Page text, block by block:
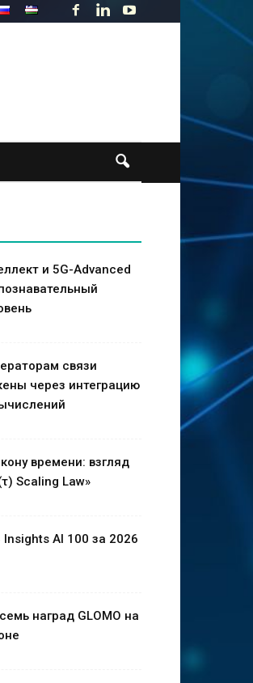
и 5G-Advanced
связи
через интеграцию
времени: взгляд
Scaling Law»
Insights AI 100 за 2026
наград GLOMO на